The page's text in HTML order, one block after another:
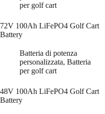
per golf cart
72V 100Ah LiFePO4 Golf Cart
Battery
Batteria di potenza
personalizzata, Batteria
per golf cart
48V 100Ah LiFePO4 Golf Cart
Battery